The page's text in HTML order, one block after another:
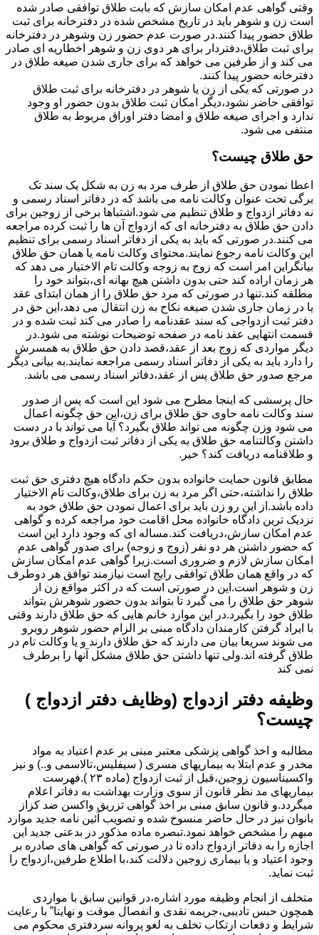
وقتی گواهی عدم امکان سازش که بابت طلاق توافقی صادر شده
است زن و شوهر باید در تاریخ مشخص شده در دفترخانه برای ثبت
طلاق حضور پیدا کنند.در صورت عدم حضور زن وشوهر در دفترخانه
برای ثبت طلاق،دفتردار برای هر دوی زن و شوهر اخطاریه ای صادر
می کند و از طرفین می خواهد که برای جاری شدن صیغه طلاق در
دفترخانه حضور پیدا کنند.
در صورتی که یکی از زن یا شوهر در دفترخانه برای ثبت طلاق
توافقی حاضر نشود،دیگر امکان ثبت طلاق بدون حضور او وجود
ندارد و اجرای صیغه طلاق و امضا دفتر اوراق مربوط به طلاق
منتفی می شود.
حق طلاق چیست؟
اعطا نمودن حق طلاق از طرف مرد به زن به شکل یک سند تک
برگی تحت عنوان وکالت نامه می باشد که در دفاتر اسناد رسمی و
نه دفاتر ازدواج و طلاق تنظیم می شود.اشتباها برخی از زوجین برای
دادن حق طلاق به دفترخانه ای که ازدواج آن ها را ثبت کرده مراجعه
می کنند.در صورتی که باید به یکی از دفاتر اسناد رسمی برای تنظیم
این وکالت نامه رجوع نمایند.محتوای وکالت نامه یا همان حق طلاق
بیانگراین امر است که زوج به زوجه وکالت تام الاختیار می دهد که
هر زمان اراده کند حتی بدون داشتن هیچ بهانه ای،بتواند خود را
مطلقه کند.تنها در صورتی که مرد حق طلاق را از همان ابتدای عقد
یا در زمان جاری شدن صیغه نکاح به زن انتقال می دهد،این حق در
دفتر ثبت ازدواجی که سند عقدنامه را صادر می کند ثبت شده و در
قسمت انتهایی عقد نامه در صفحه توضیحات نوشته می شود.در
دیگر مواردی که زوج بعد از عقد،قصد دادن حق طلاق به همسرش
را دارد باید به یکی از دفاتر اسناد رسمی مراجعه نمایند.به بیانی دیگر
مرجع صدور حق طلاق پس از عقد،دفاتر اسناد رسمی می باشد.
حال پرسشی که اینجا مطرح می شود این است که پس از صدور
سند وکالت نامه حاوی حق طلاق برای زن،این حق چگونه اعمال
می شود وزن چگونه می تواند طلاق بگیرد؟ آیا می تواند با در دست
داشتن وکالتنامه حق طلاق به یکی از دفاتر ثبت ازدواج و طلاق برود
و طلاقنامه دریافت کند؟ خیر.
مطابق قانون حمایت خانواده بدون حکم دادگاه هیچ دفتری حق ثبت
طلاق را نداشته،حتی اگر مرد به زن برای طلاق،وکالت تام الاختیار
داده باشد.از این رو زن باید برای اعمال نمودن حق طلاق خود به
نزدیک ترین دادگاه خانواده محل اقامت خود مراجعه کرده و گواهی
عدم امکان سازش،دریافت کند.مساله ای که وجود دارد این است
که حضور داشتن هر دو نفر (زوج و زوجه) برای صدور گواهی عدم
امکان سازش لازم و ضروری است.زیرا گواهی عدم امکان سازش
که در واقع همان طلاق توافقی رایج است نیازمند توافق هر دوطرف
زن و شوهر است.این در صورتی است که در اکثر مواقع زن از
شوهر حق طلاق را می گیرد تا بتواند بدون حضور شوهرش بتواند
طلاق خود را بگیرد.در این موارد خانم هایی که حق طلاق دارند وقتی
با ایراد گرفتن کارمندان دادگاه مبنی بر الزام حضور شوهر روبرو
می شوند سریعا بیان می دارند که حق طلاق دارند و یا وکالت تام در
طلاق گرفته اند.ولی تنها داشتن حق طلاق مشکل آنها را برطرف
نمی کند
وظیفه دفتر ازدواج (وظایف دفتر ازدواج )
چیست؟
مطالبه و اخذ گواهی پزشکی معتبر مبنی بر عدم اعتیاد به مواد
مخدر و عدم ابتلا به بیماریهای مسری ( سیفلیس،تالاسمی و..) و نیز
واکسیناسیون زوجین،قبل از ثبت ازدواج (ماده ۲۳ ).فهرست
بیماریهای مد نظر قانون از سوی وزارت بهداشت به دفاتر اعلام
میگردد.و قانون سابق مبنی بر اخذ گواهی تزریق واکسن ضد کزاز
بانوان نیز در حال حاضر منسوخ شده و تصویب آئین نامه جدید موارد
مبهم را مشخص خواهد نمود.تبصره ماده مذکور در بدعتی جدید این
اجازه را به دفاتر ازدواج داده تا در صورتی که گواهی های صادره بر
وجود اعتیاد و یا بیماری زوجین دلالت کند،با اطلاع طرفین،ازدواج را
ثبت نماید.
متخلف از انجام وظیفه مورد اشاره،در قوانین سابق با مواردی
همچون حبس تادیبی،جریمه نقدی و انفصال موقت و نهایتا” با رعایت
شرایط و دفعات ارتکاب تخلف به لغو پروانه سردفتری محکوم می